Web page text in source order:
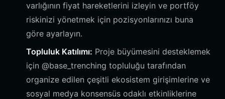
varlığının fiyat hareketlerini izleyin ve portföy
riskinizi yönetmek için pozisyonlarınızı buna
göre ayarlayın.
Topluluk Katılımı: Proje büyümesini desteklemek
için @base_trenching topluluğu tarafından
organize edilen çeşitli ekosistem girişimlerine ve
sosyal medya konsensüs odaklı etkinliklerine